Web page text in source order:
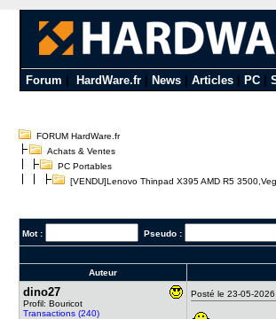
Forum HardWare.fr| News| Articles| PC|
FORUM HardWare.fr
Achats & Ventes
PC Portables
[VENDU]Lenovo Thinpad X395 AMD R5
Mot : Pseudo :
Auteur
dino27
Profil: Bouricot
Transactions (240)
Posté le 23-05-